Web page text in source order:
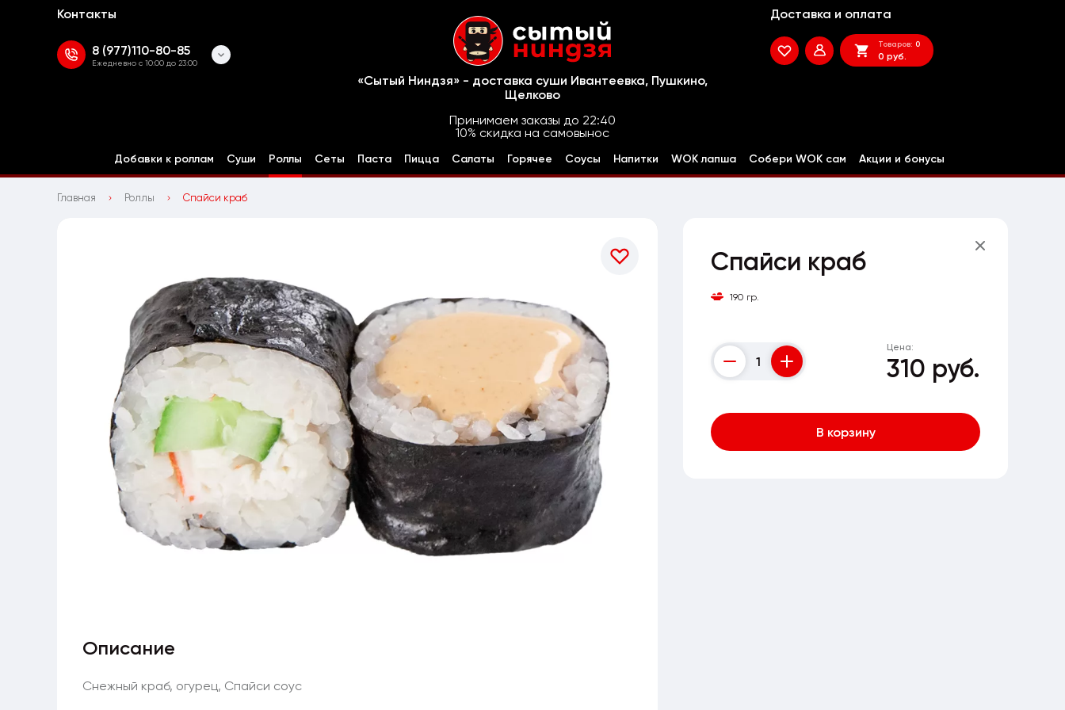
Контакты
8 (977)110-80-85
Ежедневно с 10:00 до 23:00
Доставка и оплата
Товаров: 0
0 руб.
«Сытый Ниндзя» - доставка суши Ивантеевка, Пушкино,
Щелково
Принимаем заказы до 22:40
10% скидка на самовынос
Добавки к роллам Суши Роллы Сеты Паста Пицца Салаты Горячее Соусы Напитки WOK лапша Собери WOK сам Акции и бонусы
Главная Роллы Спайси краб
Спайси краб
190 гр.
Counter
Цена:
310 руб.
В корзину
Описание
Снежный краб, огурец, Спайси соус